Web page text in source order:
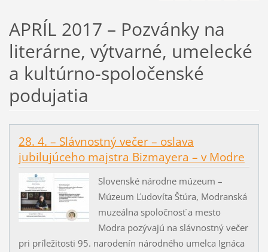
APRÍL 2017 – Pozvánky na
literárne, výtvarné, umelecké
a kultúrno-spoločenské
podujatia
28. 4. – Slávnostný večer – oslava
jubilujúceho majstra Bizmayera – v Modre
Slovenské národne múzeum –
Múzeum Ľudovíta Štúra, Modranská
muzeálna spoločnosť a mesto
Modra pozývajú na slávnostný večer
pri príležitosti 95. narodenín národného umelca Ignáca